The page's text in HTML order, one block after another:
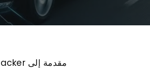
مقدمة إلى Protrack GPS Tracker